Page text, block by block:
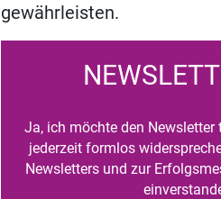
gewährleisten.
Ja, ich möchte den
jederzeit formlos
Newsletters und zur